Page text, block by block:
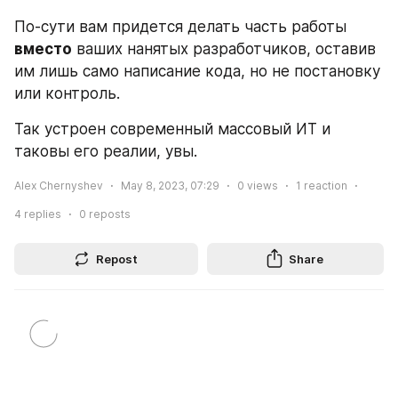
вместо ваших нанятых разработчиков, оставив
им лишь само написание кода, но не постановку
или контроль.
Так устроен современный массовый ИТ и
таковы его реалии, увы.
Alex Chernyshev May 8, 2023, 07:29 0 views 1 reaction
4 replies 0 reposts
Repost Share